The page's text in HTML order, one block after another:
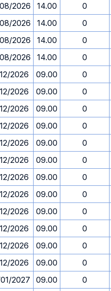
2026 14.00 0
2026 14.00 0
2026 14.00 0
2026 14.00 0
2026 09.00 0
2026 09.00 0
2026 09.00 0
2026 09.00 0
2026 09.00 0
2026 09.00 0
2026 09.00 0
2026 09.00 0
2026 09.00 0
2026 09.00 0
2026 09.00 0
2026 09.00 0
2027 09.00 0